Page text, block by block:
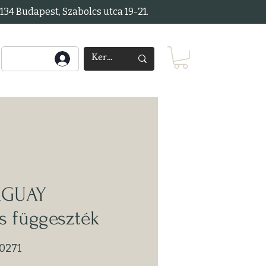
Budapest, Szabolcs utca 19-21.
függeszték